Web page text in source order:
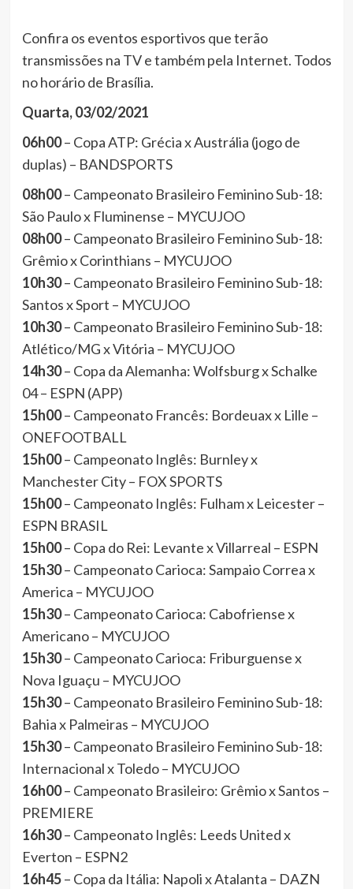
Confira os eventos esportivos que terão
transmissões na TV e também pela Internet. Todos
no horário de Brasília.
Quarta, 03/02/2021
06h00– Copa ATP: Grécia x Austrália (jogo de
duplas) – BANDSPORTS
08h00– Campeonato Brasileiro Feminino Sub-18:
São Paulo x Fluminense – MYCUJOO
08h00– Campeonato Brasileiro Feminino Sub-18:
Grêmio x Corinthians – MYCUJOO
10h30– Campeonato Brasileiro Feminino Sub-18:
Santos x Sport – MYCUJOO
10h30– Campeonato Brasileiro Feminino Sub-18:
Atlético/MG x Vitória – MYCUJOO
14h30– Copa da Alemanha: Wolfsburg x Schalke
04 – ESPN (APP)
15h00– Campeonato Francês: Bordeuax x Lille –
ONEFOOTBALL
15h00– Campeonato Inglês: Burnley x
Manchester City – FOX SPORTS
15h00– Campeonato Inglês: Fulham x Leicester –
ESPN BRASIL
15h00– Copa do Rei: Levante x Villarreal – ESPN
15h30– Campeonato Carioca: Sampaio Correa x
America – MYCUJOO
15h30– Campeonato Carioca: Cabofriense x
Americano – MYCUJOO
15h30– Campeonato Carioca: Friburguense x
Nova Iguaçu – MYCUJOO
15h30– Campeonato Brasileiro Feminino Sub-18:
Bahia x Palmeiras – MYCUJOO
15h30– Campeonato Brasileiro Feminino Sub-18:
Internacional x Toledo – MYCUJOO
16h00– Campeonato Brasileiro: Grêmio x Santos –
PREMIERE
16h30– Campeonato Inglês: Leeds United x
Everton – ESPN2
16h45– Copa da Itália: Napoli x Atalanta – DAZN